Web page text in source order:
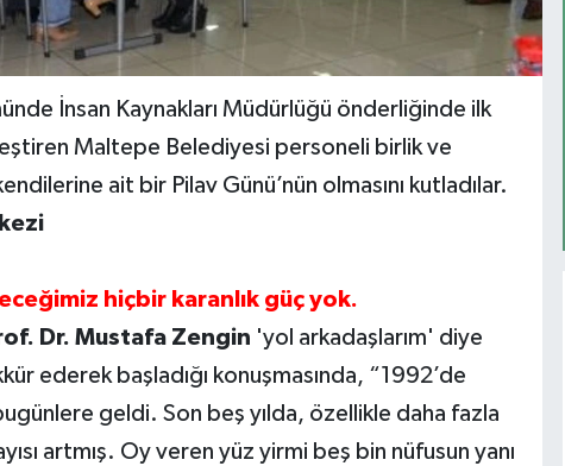
İnsan Kaynakları Müdürlüğü önderliğinde ilk
Maltepe Belediyesi personeli birlik ve
ait bir Pilav Günü’nün olmasını kutladılar.
hiçbir karanlık güç yok.
Dr. Mustafa Zengin 'yol arkadaşlarım' diye
ederek başladığı konuşmasında, “1992’de
geldi. Son beş yılda, özellikle daha fazla
artmış. Oy veren yüz yirmi beş bin nüfusun yanı